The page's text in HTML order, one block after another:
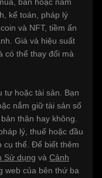
kế toán, pháp lý
và NFT, tiềm ẩn
Giá và hiệu suất
có thể thay đổi mà
tư hoặc tài sản. Bạn
nắm giữ tài sản số
thân hay không.
lý, thuế hoặc đầu
cụ thể. Để biết thêm
Sử dụng và Cảnh
web của bên thứ ba